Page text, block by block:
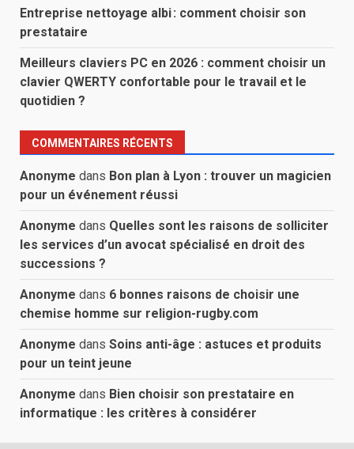
Entreprise nettoyage albi : comment choisir son
prestataire
Meilleurs claviers PC en 2026 : comment choisir un
clavier QWERTY confortable pour le travail et le
quotidien ?
COMMENTAIRES RÉCENTS
Anonyme dans Bon plan à Lyon : trouver un magicien
pour un événement réussi
Anonyme dans Quelles sont les raisons de solliciter
les services d’un avocat spécialisé en droit des
successions ?
Anonyme dans 6 bonnes raisons de choisir une
chemise homme sur religion-rugby.com
Anonyme dans Soins anti-âge : astuces et produits
pour un teint jeune
Anonyme dans Bien choisir son prestataire en
informatique : les critères à considérer